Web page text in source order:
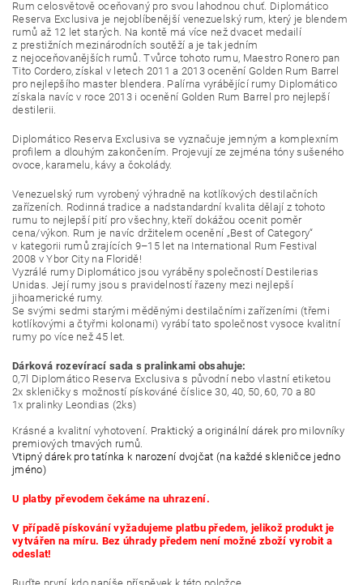
Rum celosvětově oceňovaný pro svou lahodnou chuť. Diplomático
Reserva Exclusiva je nejoblíbenější venezuelský rum, který je blendem
rumů až 12 let starých. Na kontě má více než dvacet medailí
z prestižních mezinárodních soutěží a je tak jedním
z nejoceňovanějších rumů. Tvůrce tohoto rumu, Maestro Ronero pan
Tito Cordero, získal v letech 2011 a 2013 ocenění Golden Rum Barrel
pro nejlepšího master blendera. Palírna vyrábějící rumy Diplomático
získala navíc v roce 2013 i ocenění Golden Rum Barrel pro nejlepší
destilerii.
Diplomático Reserva Exclusiva se vyznačuje jemným a komplexním
profilem a dlouhým zakončením. Projevují ze zejména tóny sušeného
ovoce, karamelu, kávy a čokolády.
Venezuelský rum vyrobený výhradně na kotlíkových destilačních
zařízeních. Rodinná tradice a nadstandardní kvalita dělají z tohoto
rumu to nejlepší pití pro všechny, kteří dokážou ocenit poměr
cena/výkon. Rum je navíc držitelem ocenění „Best of Category“
v kategorii rumů zrajících 9–15 let na International Rum Festival
2008 v Ybor City na Floridě!
Vyzrálé rumy Diplomático jsou vyráběny společností Destilerias
Unidas. Její rumy jsou s pravidelností řazeny mezi nejlepší
jihoamerické rumy.
Se svými sedmi starými měděnými destilačními zařízeními (třemi
kotlíkovými a čtyřmi kolonami) vyrábí tato společnost vysoce kvalitní
rumy po více než 45 let.
Dárková rozevírací sada s pralinkami obsahuje:
0,7l Diplomático Reserva Exclusiva s původní nebo vlastní etiketou
2x skleničky s možností pískováné číslice 30, 40, 50, 60, 70 a 80
1x pralinky Leondias (2ks)
Krásné a kvalitní vyhotovení. Praktický a originální dárek pro milovníky
premiových tmavých rumů.
Vtipný dárek pro tatínka k narození dvojčat (na každé skleničce jedno
jméno)
U platby převodem čekáme na uhrazení.
V případě pískování vyžadujeme platbu předem, jelikož produkt je
vytvářen na míru. Bez úhrady předem není možné zboží vyrobit a
odeslat!